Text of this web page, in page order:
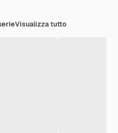
Visualizza tutto